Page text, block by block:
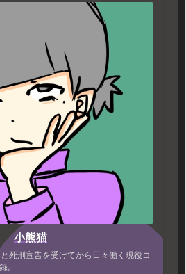
小熊猫
死刑宣告を受けてから日々働く現役コ
。